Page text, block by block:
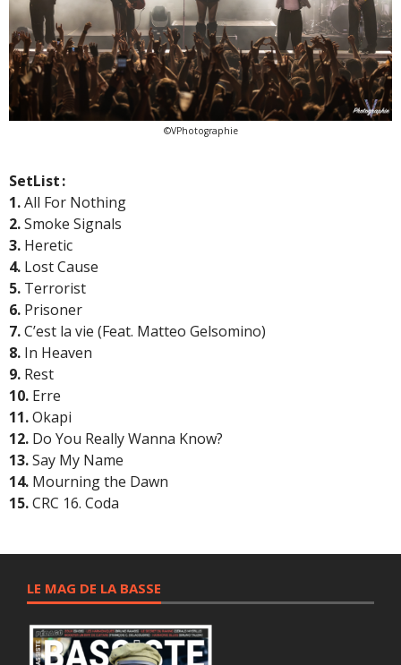
©VPhotographie
SetList :
1.All For Nothing
2.Smoke Signals
3. Heretic
4. Lost Cause
5. Terrorist
6. Prisoner
7.C’est la vie (Feat. Matteo Gelsomino)
8. In Heaven
9. Rest
10. Erre
11.Okapi
12. Do You Really Wanna Know?
13.Say My Name
14. Mourning the Dawn
15.CRC 16. Coda
LE MAG DE LA BASSE